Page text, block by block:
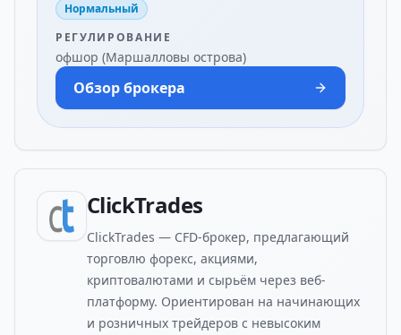
Нормальный
РЕГУЛИРОВАНИЕ
офшор (Маршалловы острова)
Обзор брокера
ClickTrades
ClickTrades — CFD-брокер, предлагающий
торговлю форекс, акциями,
криптовалютами и сырьём через веб-
платформу. Ориентирован на начинающих
и розничных трейдеров с невысоким